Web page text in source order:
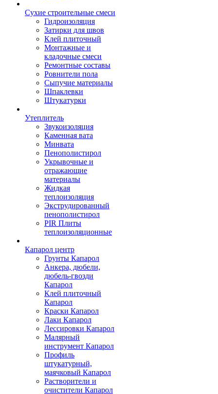
Сухие строительные смеси
Гидроизоляция
Затирки для швов
Клей плиточный
Монтажные и
кладочные смеси
Ремонтные составы
Ровнители пола
Сыпучие материалы
Шпаклевки
Штукатурки
Утеплитель
Звукоизоляция
Каменная вата
Минвата
Пенополистирол
Укрывочные и
отражающие
материалы
Жидкая
теплоизоляция
Экструдированный
пенополистирол
PIR Плиты
теплоизоляционные
Капарол центр
Грунты Капарол
Анкера, дюбели,
дюбель-гвозди
Капарол
Клей плиточный
Капарол
Краски Капарол
Лаки Капарол
Лессировки Капарол
Малярный
инструмент Капарол
Профиль
штукатурный,
маячковый Капарол
Растворители и
очистители Капарол